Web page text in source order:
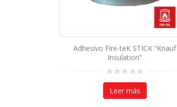
Adhesivo Fire-teK STICK “Knauf
Insulation”
0
outLeer más